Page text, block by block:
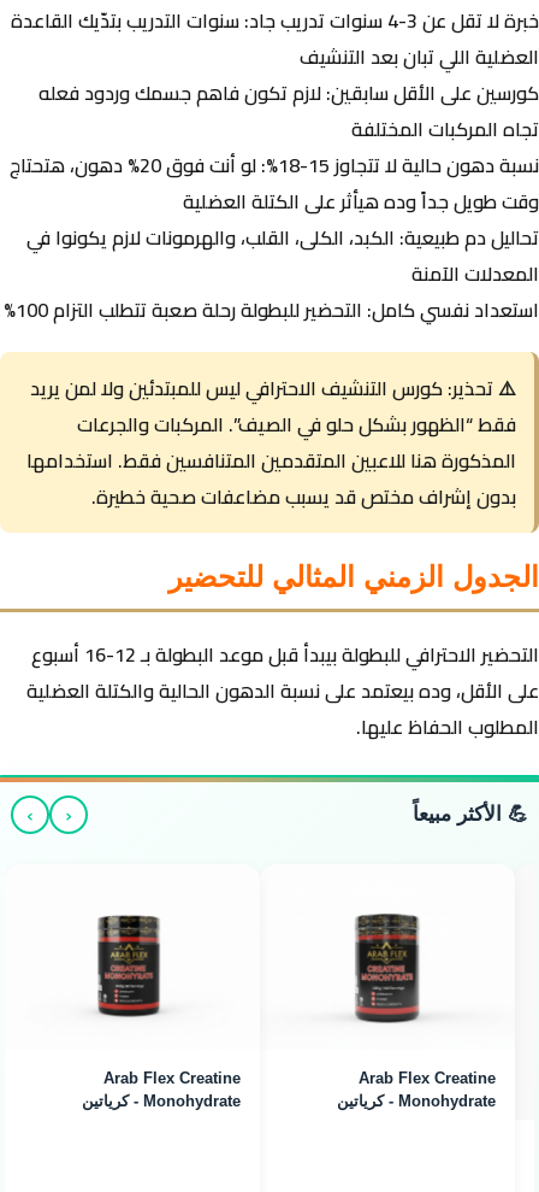
خبرة لا تقل عن 3-4 سنوات تدريب جاد:
سنوات التدريب بتدّيك القاعدة
العضلية اللي تبان بعد التنشيف
كورسين على الأقل سابقين:لازم تكون فاهم جسمك وردود فعله
تجاه المركبات المختلفة
نسبة دهون حالية لا تتجاوز 15-18%:
لو أنت فوق 20% دهون، هتحتاج
وقت طويل جداً وده هيأثر على الكتلة العضلية
تحاليل دم طبيعية: الكبد، الكلى، القلب، والهرمونات لازم يكونوا في
المعدلات الآمنة
استعداد نفسي كامل: التحضير للبطولة رحلة صعبة تتطلب التزام 100%
⚠️ تحذير:كورس التنشيف الاحترافي ليس للمبتدئين ولا لمن يريد
فقط “الظهور بشكل حلو في الصيف”. المركبات والجرعات
المذكورة هنا للاعبين المتقدمين المتنافسين فقط. استخدامها
بدون إشراف مختص قد يسبب مضاعفات صحية خطيرة.
الجدول الزمني المثالي للتحضير
التحضير الاحترافي للبطولة بيبدأ قبل موعد البطولة بـ12-16 أسبوع
على الأقل، وده بيعتمد على نسبة الدهون الحالية والكتلة العضلية
المطلوب الحفاظ عليها.
💪 الأكثر مبيعاً ‹
›
Arab Flex Creatine
Monohydrate - كرياتين
Arab Flex Creatine
Monohydrate - كرياتين